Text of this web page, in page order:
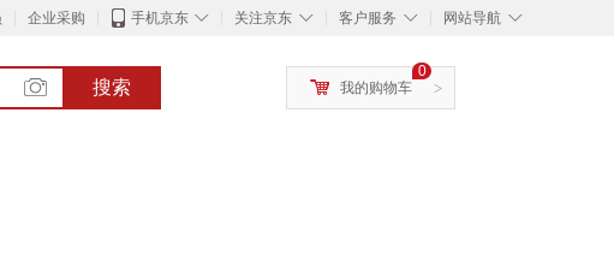
企业采购 ◇
手机京东 ◇
关注京东 ◇
客户服务 ◇
网站导航
搜索 >
0
我的购物车